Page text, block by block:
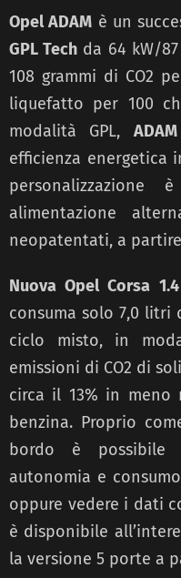
Opel ADAM è un
GPL Tech da 64 kW/
108 grammi di CO2
liquefatto per 100
modalità GPL, ADAM
efficienza energetica
personalizzazione
alimentazione
neopatentati, a partire
Nuova Opel Corsa
consuma solo 7,0 litri
ciclo misto, in
emissioni di CO2 di
circa il 13% in meno
benzina. Proprio
bordo è possibile
autonomia e
oppure vedere i dati
è disponibile
la versione 5 porte a